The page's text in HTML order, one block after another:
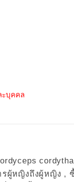
ะบุคคล
รผู้หญิงถึงผู้หญิง ,